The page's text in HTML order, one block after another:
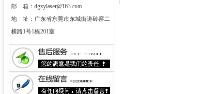
邮 箱：dgxylaser@163.com
地 址：广东省东莞市东城街道砖窑二
横路1号1栋201室